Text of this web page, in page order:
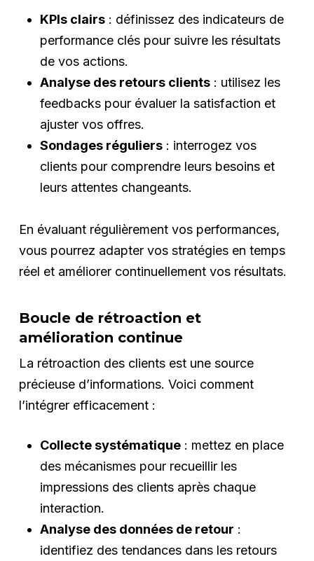
KPIs clairs: définissez des indicateurs de
performance clés pour suivre les résultats
de vos actions.
Analyse des retours clients: utilisez les
feedbacks pour évaluer la satisfaction et
ajuster vos offres.
Sondages réguliers: interrogez vos
clients pour comprendre leurs besoins et
leurs attentes changeants.
En évaluant régulièrement vos performances,
vous pourrez adapter vos stratégies en temps
réel et améliorer continuellement vos résultats.
Boucle de rétroaction et
amélioration continue
La rétroaction des clients est une source
précieuse d’informations. Voici comment
l’intégrer efficacement :
Collecte systématique: mettez en place
des mécanismes pour recueillir les
impressions des clients après chaque
interaction.
Analyse des données de retour :
identifiez des tendances dans les retours